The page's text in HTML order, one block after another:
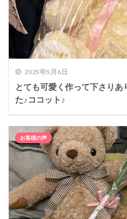
2025年5月6日
とても可愛く作って下さりあ
た♪ココット♪
お客様の声